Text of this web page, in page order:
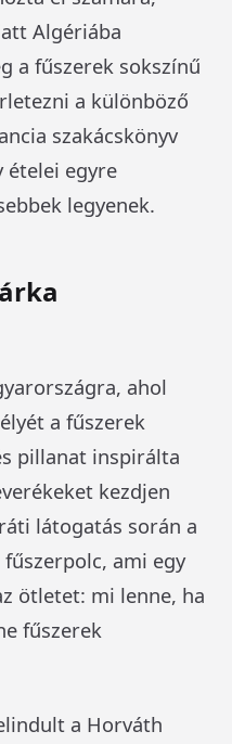
Algériába
a fűszerek sokszínű
a különböző
szakácskönyv
ételei egyre
legyenek.
ahol
a fűszerek
pillanat inspirálta
kezdjen
látogatás során a
ami egy
ötletet: mi lenne, ha
fűszerek
a Horváth